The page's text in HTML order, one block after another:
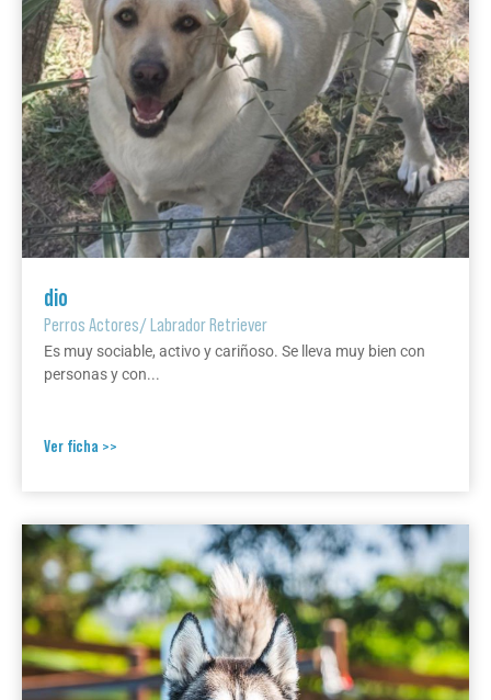
dio
Perros Actores/Labrador Retriever
Es muy sociable, activo y cariñoso. Se lleva muy bien con
personas y con...
Ver ficha >>